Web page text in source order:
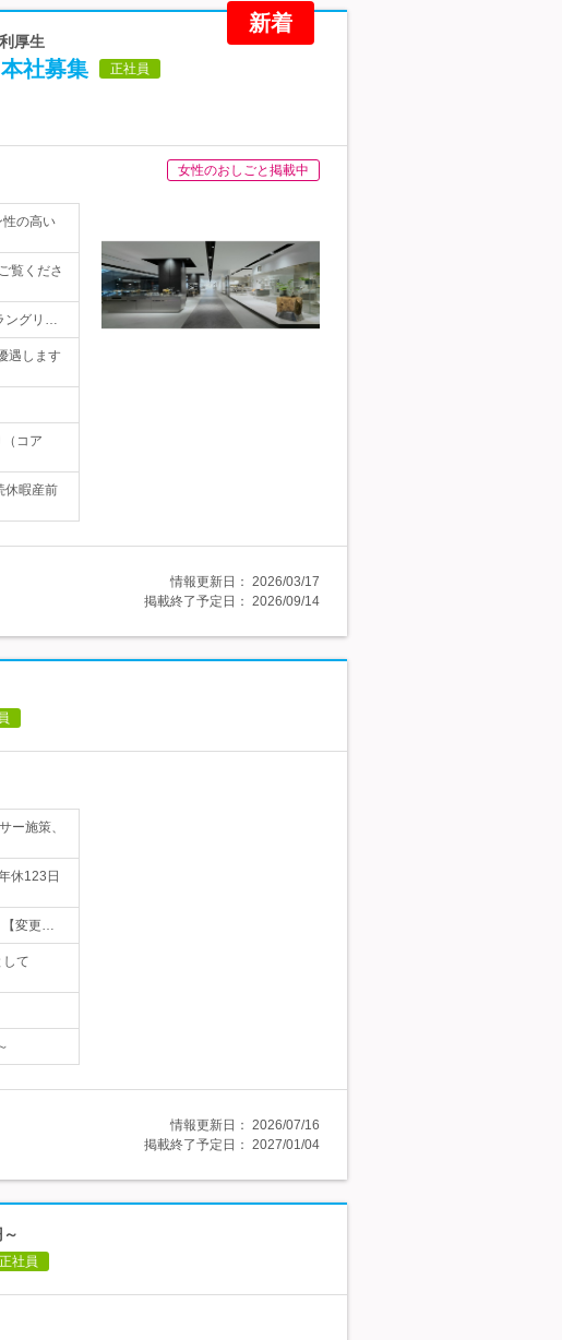
新着
厚生
社募集 正社員
女性のおしごと掲載中
性の高い
覧くださ
ングリ…
遇します
コア
休暇産前
情報更新日： 2026/03/17
掲載終了予定日： 2026/09/14
ー施策、
休123日
【変更…
て
情報更新日： 2026/07/16
掲載終了予定日： 2027/01/04
正社員